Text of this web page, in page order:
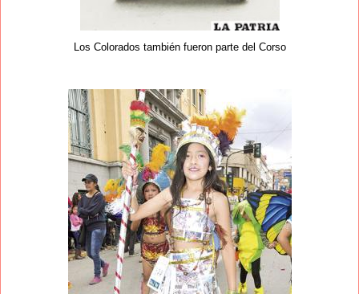
Los Colorados también fueron parte del Corso